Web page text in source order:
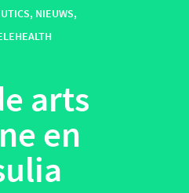
, NIEUWS,
arts
en